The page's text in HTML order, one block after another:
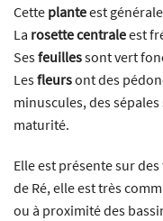
Cette planteest
La rosette centraleest
Sesfeuillessont vert
Lesfleursont des
minuscules, des
maturité.
Elle est présente sur
de Ré, elle est très
ou à proximité des